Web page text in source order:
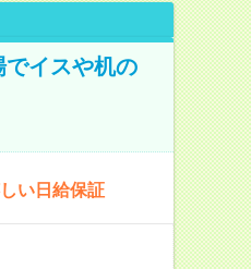
でイスや机の
い日給保証